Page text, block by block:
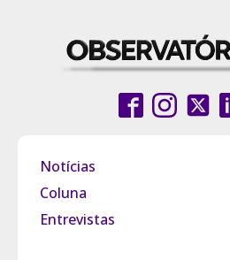
Notícias
Coluna
Entrevistas